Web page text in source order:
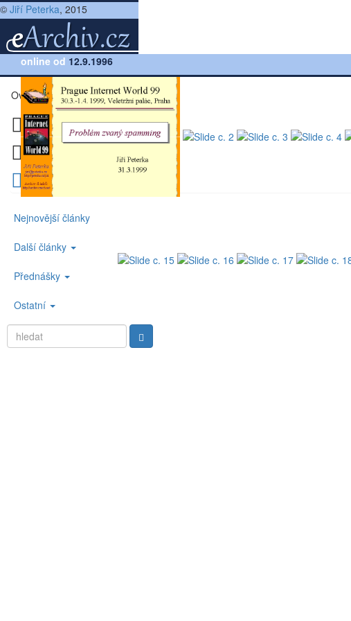
© Jiří Peterka, 2015
online od 12.9.1996
Ovládání slidů
Nejnovější články
Další články
Přednášky
Ostatní
Přednáška:Problém zvaný spamming (Prague Internet World, 1999)